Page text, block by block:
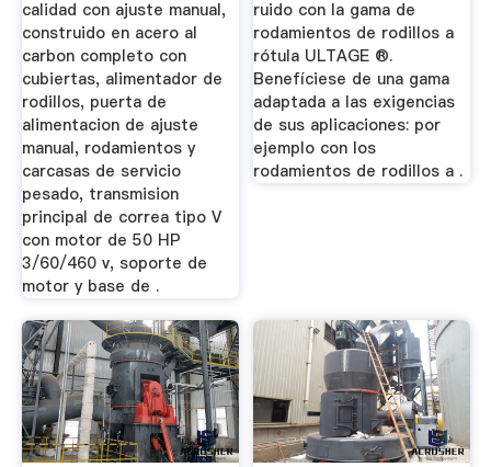
calidad con ajuste manual,
construido en acero al
carbon completo con
cubiertas, alimentador de
rodillos, puerta de
alimentacion de ajuste
manual, rodamientos y
carcasas de servicio
pesado, transmision
principal de correa tipo V
con motor de 50 HP
3/60/460 v, soporte de
motor y base de .
ruido con la gama de
rodamientos de rodillos a
rótula ULTAGE ®.
Benefíciese de una gama
adaptada a las exigencias
de sus aplicaciones: por
ejemplo con los
rodamientos de rodillos a .